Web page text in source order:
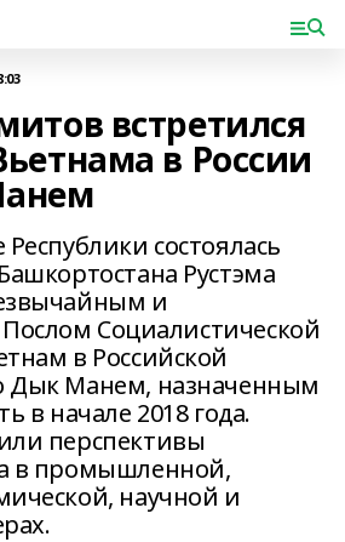
встретился
в России
состоялась
Рустэма
и
Социалистической
в Российской
Дык Манем, назначенным
в начале 2018 года.
перспективы
в промышленной,
научной и